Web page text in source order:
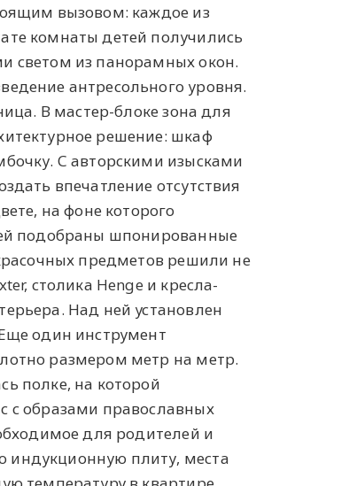
вызовом: каждое из
комнаты детей получились
светом из панорамных окон.
антресольного уровня.
В мастер-блоке зона для
решение: шкаф
С авторскими изысками
впечатление отсутствия
на фоне которого
подобраны шпонированные
предметов решили не
столика Henge и кресла-
Над ней установлен
один инструмент
размером метр на метр.
полке, на которой
с образами православных
для родителей и
индукционную плиту, места